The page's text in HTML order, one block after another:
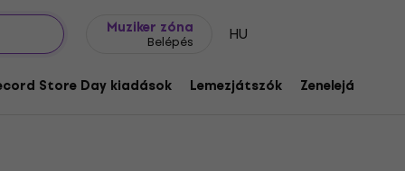
Muziker zóna
Belépés HU
Store Day kiadások Lemezjátszók Zenelejátszók